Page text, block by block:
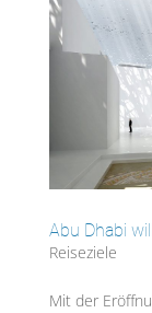
Abu Dhabi
Reiseziele
Mit der